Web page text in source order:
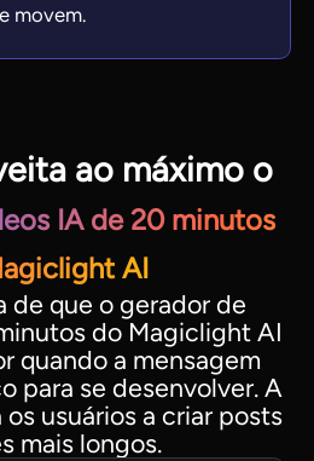
movem.
ao máximo o
IA de 20 minutos
AI
de que o gerador de
do Magiclight AI
quando a mensagem
para se desenvolver. A
usuários a criar posts
mais longos.